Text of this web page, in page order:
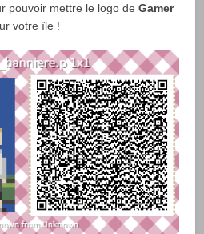
pouvoir mettre le logo deGamer
votre île !